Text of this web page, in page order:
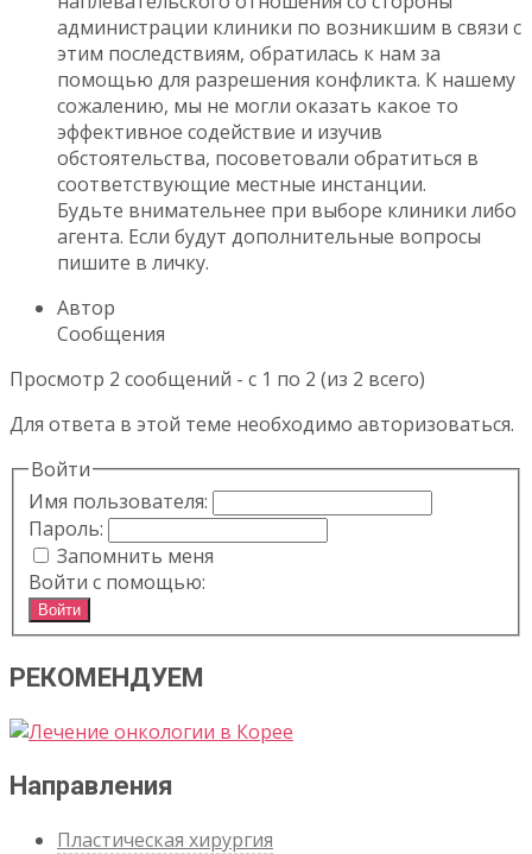
администрации клиники по возникшим в связи с
этим последствиям, обратилась к нам за
помощью для разрешения конфликта. К нашему
сожалению, мы не могли оказать какое то
эффективное содействие и изучив
обстоятельства, посоветовали обратиться в
соответствующие местные инстанции.
Будьте внимательнее при выборе клиники либо
агента. Если будут дополнительные вопросы
пишите в личку.
Автор
Сообщения
Просмотр 2 сообщений - с 1 по 2 (из 2 всего)
Для ответа в этой теме необходимо авторизоваться.
Войти
Имя пользователя:
Пароль:
Запомнить меня
Войти с помощью:
Войти
РЕКОМЕНДУЕМ
Направления
Пластическая хирургия